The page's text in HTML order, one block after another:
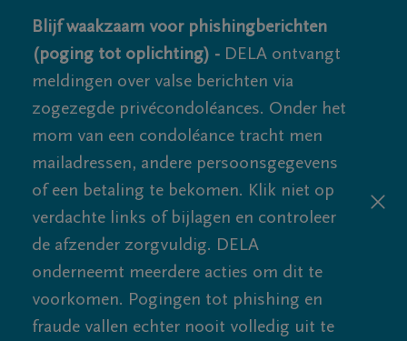
Blijf waakzaam voor phishingberichten
(poging tot oplichting) - DELA ontvangt
meldingen over valse berichten via
zogezegde privécondoléances. Onder het
mom van een condoléance tracht men
mailadressen, andere persoonsgegevens
of een betaling te bekomen. Klik niet op
verdachte links of bijlagen en controleer
de afzender zorgvuldig. DELA
onderneemt meerdere acties om dit te
voorkomen. Pogingen tot phishing en
fraude vallen echter nooit volledig uit te